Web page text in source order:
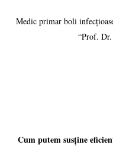
Medic primar boli
“Prof.
Cum putem susține